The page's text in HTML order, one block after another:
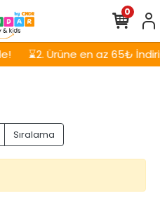
⌛2. Ürüne en az 65₺
0
Sıralama